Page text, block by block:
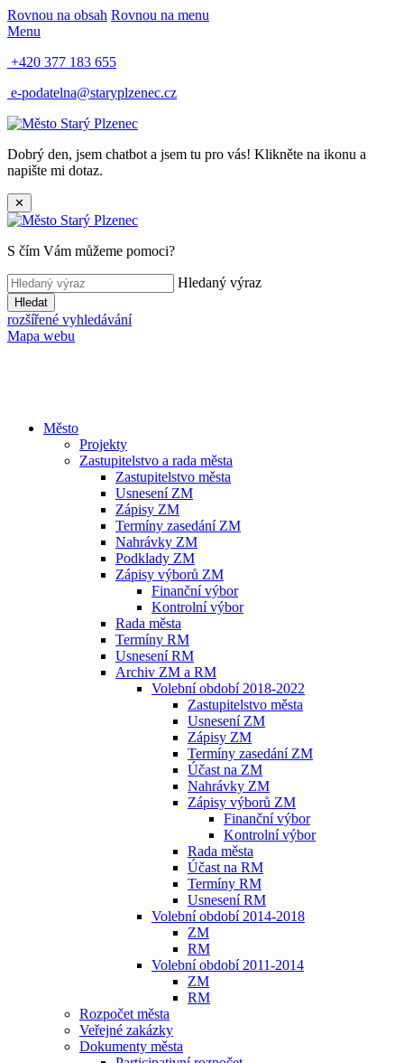
Rovnou na obsah Rovnou na menu
Menu
+420 377 183 655
e-podatelna@staryplzenec.cz
Dobrý den, jsem chatbot a jsem tu pro vás! Klikněte na ikonu a
napište mi dotaz.
✕
S čím Vám můžeme pomoci?
Hledaný výraz
Hledat
rozšířené vyhledávání
Mapa webu
Město
Projekty
Zastupitelstvo a rada města
Zastupitelstvo města
Usnesení ZM
Zápisy ZM
Termíny zasedání ZM
Nahrávky ZM
Podklady ZM
Zápisy výborů ZM
Finanční výbor
Kontrolní výbor
Rada města
Termíny RM
Usnesení RM
Archiv ZM a RM
Volební období 2018-2022
Zastupitelstvo města
Usnesení ZM
Zápisy ZM
Termíny zasedání ZM
Účast na ZM
Nahrávky ZM
Zápisy výborů ZM
Finanční výbor
Kontrolní výbor
Rada města
Účast na RM
Termíny RM
Usnesení RM
Volební období 2014-2018
ZM
RM
Volební období 2011-2014
ZM
RM
Rozpočet města
Veřejné zakázky
Dokumenty města